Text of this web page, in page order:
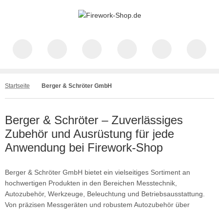
Startseite Berger & Schröter GmbH
Berger & Schröter – Zuverlässiges
Zubehör und Ausrüstung für jede
Anwendung bei Firework-Shop
Berger & Schröter GmbH bietet ein vielseitiges Sortiment an
hochwertigen Produkten in den Bereichen Messtechnik,
Autozubehör, Werkzeuge, Beleuchtung und Betriebsausstattung.
Von präzisen Messgeräten und robustem Autozubehör über